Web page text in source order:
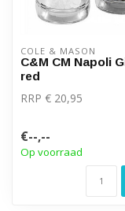
COLE & MASON
C&M CM Napoli
red
RRP € 20,95
€--,--
Op voorraad